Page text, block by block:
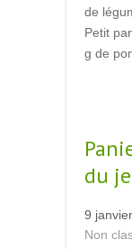
de
Petit
g de
du
9
Non